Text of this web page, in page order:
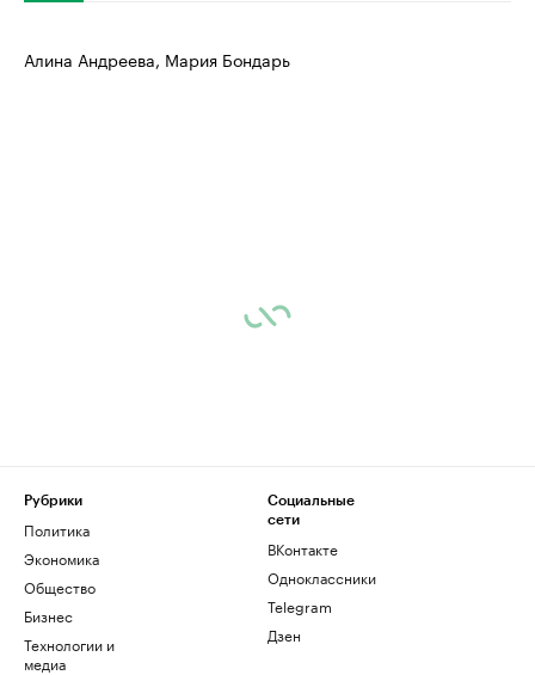
Алина Андреева, Мария Бондарь
Рубрики
Политика
Экономика
Общество
Бизнес
Технологии и
медиа
Социальные
сети
ВКонтакте
Одноклассники
Telegram
Дзен